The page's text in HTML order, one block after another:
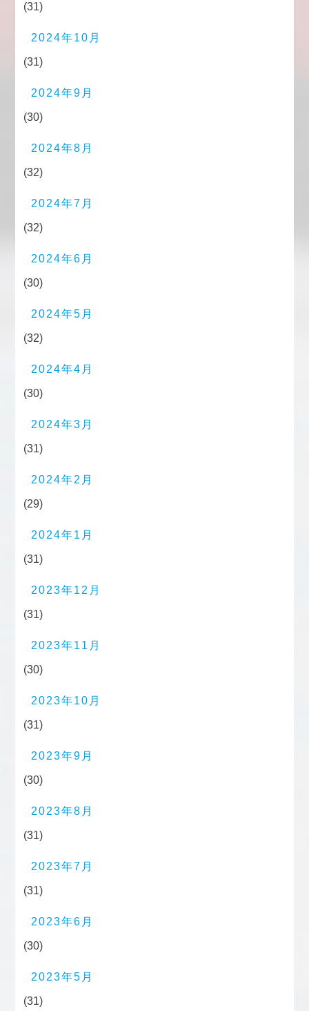
(31)
2024年10月
(31)
2024年9月
(30)
2024年8月
(32)
2024年7月
(32)
2024年6月
(30)
2024年5月
(32)
2024年4月
(30)
2024年3月
(31)
2024年2月
(29)
2024年1月
(31)
2023年12月
(31)
2023年11月
(30)
2023年10月
(31)
2023年9月
(30)
2023年8月
(31)
2023年7月
(31)
2023年6月
(30)
2023年5月
(31)